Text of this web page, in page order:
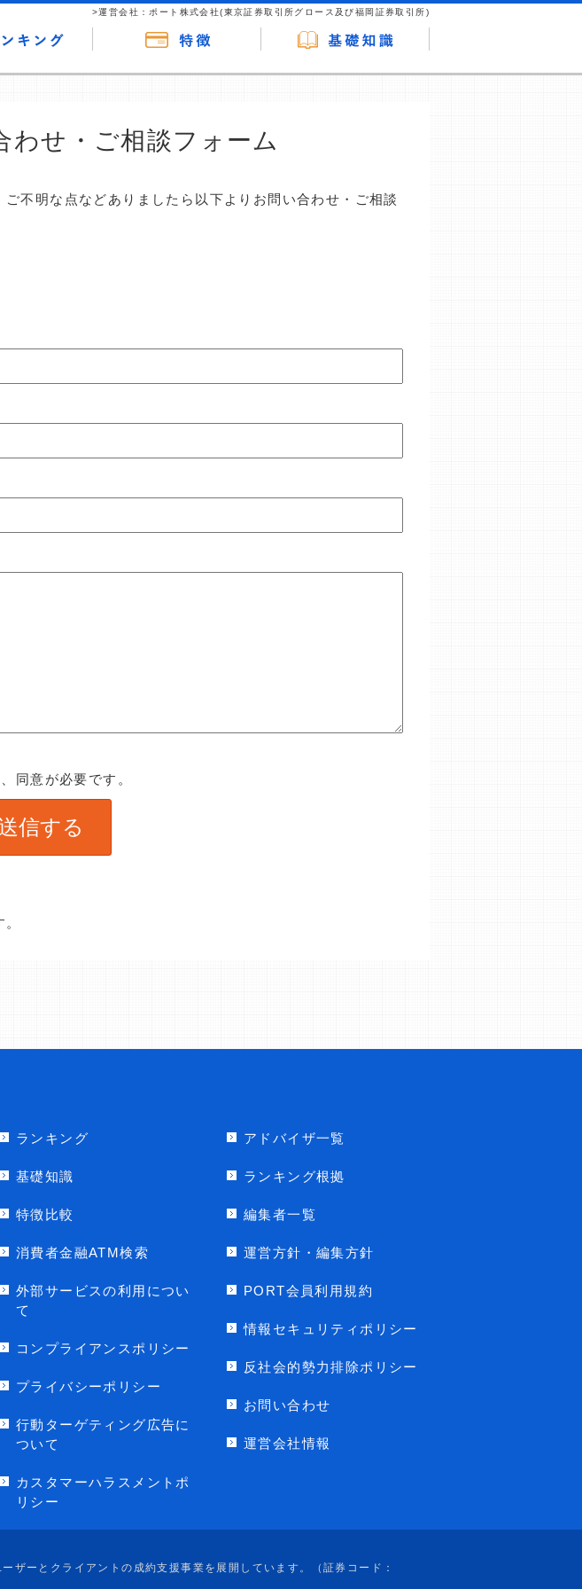
>運営会社：ポート株式会社(東京証券取引所グロース及び福岡証券取引所)
わせ・ご相談フォーム
不明な点などありましたら以下よりお問い合わせ・ご相談
同意が必要です。
ランキング
基礎知識
特徴比較
消費者金融ATM検索
外部サービスの利用につい
て
コンプライアンスポリシー
プライバシーポリシー
行動ターゲティング広告に
ついて
カスタマーハラスメントポ
リシー
アドバイザ一覧
ランキング根拠
編集者一覧
運営方針・編集方針
PORT会員利用規約
情報セキュリティポリシー
反社会的勢力排除ポリシー
お問い合わせ
運営会社情報